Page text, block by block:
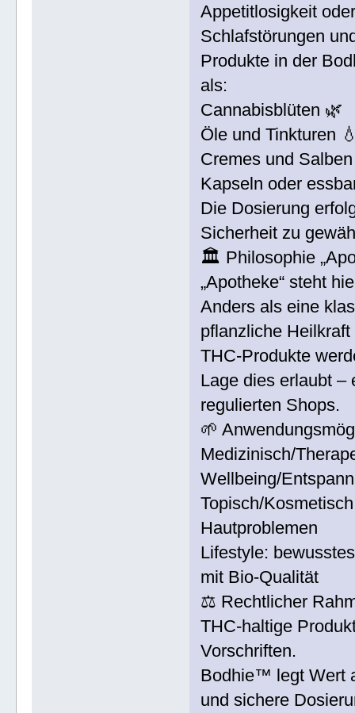
Appetitlosigkeit
Schlafstörungen
Produkte in der
als:
Cannabisblüten 🌿
Öle und Tinkturen
Cremes und
Kapseln oder
Die Dosierung
Sicherheit zu
🏛 Philosophie
„Apotheke“ steht
Anders als eine
pflanzliche
THC-Produkte
Lage dies erlaubt –
regulierten Shops.
🌱
Medizinisch/
Wellbeing/
Topisch/
Hautproblemen
Lifestyle:
mit Bio-Qualität
⚖️ Rechtlicher
THC-haltige
Vorschriften.
Bodhie™ legt Wert
und sichere